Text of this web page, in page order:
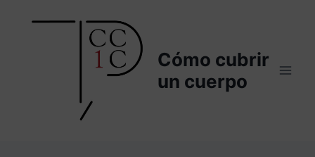
Cómo cubrir
un cuerpo